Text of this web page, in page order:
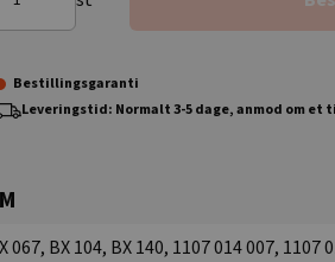
Bestillingsgaranti
Leveringstid: Normalt 3-5 dage, anmod om et
067, BX 104, BX 140, 1107 014 007, 1107